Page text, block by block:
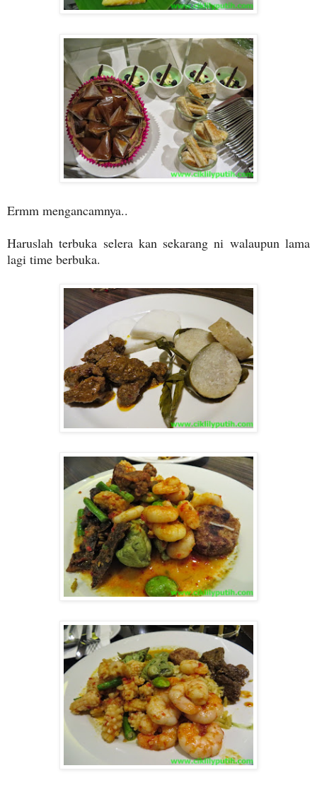
Ermm mengancamnya..
Haruslah terbuka selera kan sekarang ni walaupun lama
lagi time berbuka.